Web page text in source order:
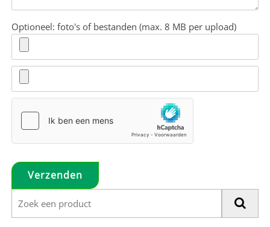
Optioneel: foto's of bestanden (max. 8 MB per upload)